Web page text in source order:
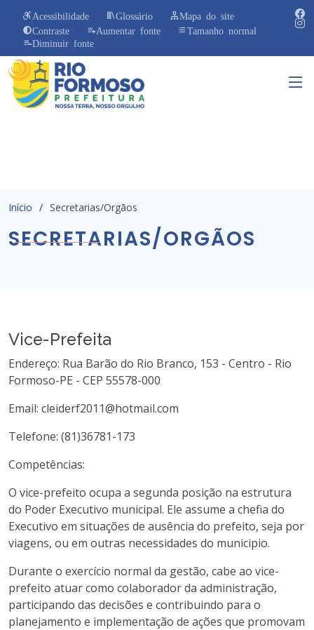
Acessibilidade Glossário
Mapa do site
Contraste
Aumentar fonte
Tamanho normal
Diminuir fonte
Início Secretarias/Orgãos
SECRETARIAS/ORGÃOS
Vice-Prefeita
Endereço: Rua Barão do Rio Branco, 153 - Centro - Rio
Formoso-PE - CEP 55578-000
Email: cleiderf2011@hotmail.com
Telefone: (81)36781-173
Competências:
O vice-prefeito ocupa a segunda posição na estrutura
do Poder Executivo municipal. Ele assume a chefia do
Executivo em situações de ausência do prefeito, seja por
viagens, ou em outras necessidades do municipio.
Durante o exercício normal da gestão, cabe ao vice-
prefeito atuar como colaborador da administração,
participando das decisões e contribuindo para o
planejamento e implementação de ações que promovam